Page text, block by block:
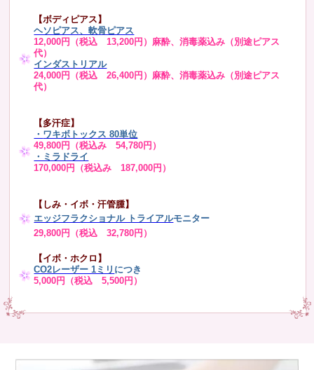
【ボディピアス】
ヘソピアス、軟骨ピアス
12,000円（税込 13,200円）麻酔、消毒薬込み（別途ピアス
代）
インダストリアル
24,000円（税込 26,400円）麻酔、消毒薬込み（別途ピアス
代）
【多汗症】
・ ワキボトックス 80単位
49,800円（税込み 54,780円）
・ミラドライ
170,000円（税込み 187,000円）
【しみ・イボ・汗管腫】
エッジフラクショナル トライアルモニター
29,800円（税込 32,780円）
【イボ・ホクロ】
CO2レーザー 1ミリ につき
5,000円（税込 5,500円）